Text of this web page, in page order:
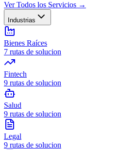
Ver Todos los Servicios →
Industrias
Bienes Raíces
7 rutas de solucion
Fintech
9 rutas de solucion
Salud
9 rutas de solucion
Legal
9 rutas de solucion